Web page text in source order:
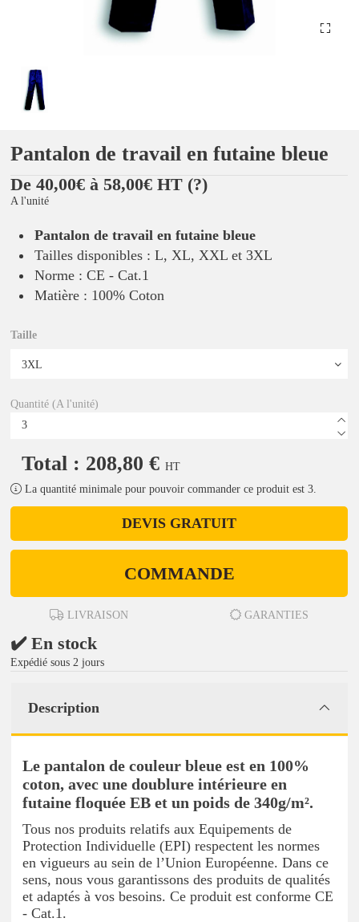
Pantalon de travail en futaine bleue
De 40,00€ à 58,00€ HT (?)
A l'unité
Pantalon de travail en futaine bleue
Tailles disponibles : L, XL, XXL et 3XL
Norme : CE - Cat.1
Matière : 100% Coton
Taille
Quantité (A l'unité)
Total : 208,80 € HT
La quantité minimale pour pouvoir commander ce produit est 3.
DEVIS GRATUIT
COMMANDE
LIVRAISON GARANTIES
✔️ En stock
Expédié sous 2 jours
Description
Le pantalon de couleur bleue est en 100%
coton, avec une doublure intérieure en
futaine floquée EB et un poids de 340g/m².
Tous nos produits relatifs aux Equipements de
Protection Individuelle (EPI) respectent les normes
en vigueurs au sein de l’Union Européenne. Dans ce
sens, nous vous garantissons des produits de qualités
et adaptés à vos besoins. Ce produit est conforme CE
- Cat.1.